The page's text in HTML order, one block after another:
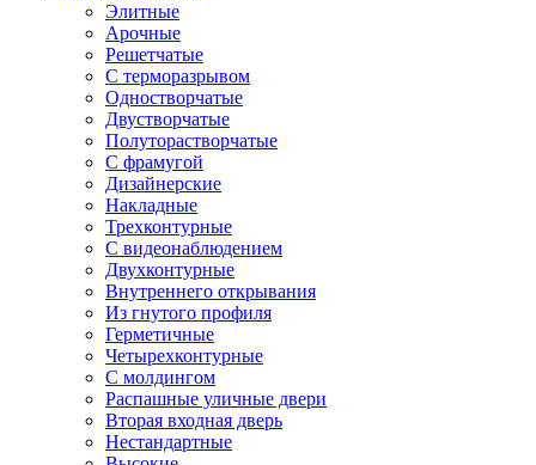
Элитные
Арочные
Решетчатые
С терморазрывом
Одностворчатые
Двустворчатые
Полуторастворчатые
С фрамугой
Дизайнерские
Накладные
Трехконтурные
С видеонаблюдением
Двухконтурные
Внутреннего открывания
Из гнутого профиля
Герметичные
Четырехконтурные
С молдингом
Распашные уличные двери
Вторая входная дверь
Нестандартные